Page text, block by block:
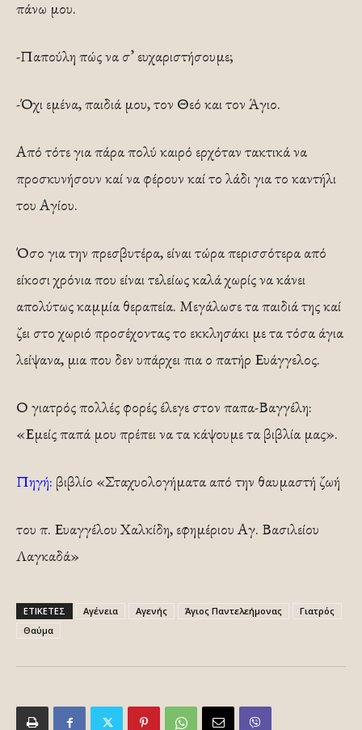
πάνω μου.
-Παπούλη πώς να σ’ ευχαριστήσουμε;
-Όχι εμένα, παιδιά μου, τον Θεό και τον Άγιο.
Από τότε για πάρα πολύ καιρό ερχόταν τακτικά να
προσκυνήσουν καί να φέρουν καί το λάδι για το καντήλι
του Αγίου.
Όσο για την πρεσβυτέρα, είναι τώρα περισσότερα από
είκοσι χρόνια που είναι τελείως καλά χωρίς να κάνει
απολύτως καμμία θεραπεία. Μεγάλωσε τα παι­διά της καί
ζει στο χωριό προσέχοντας το εκκλησάκι με τα τόσα άγια
λείψανα, μια που δεν υπάρχει πια ο πατήρ Ευάγγελος.
Ο γιατρός πολλές φορές έλεγε στον παπα-Βαγγέλη:
«Εμείς παπά μου πρέπει να τα κά­ψουμε τα βιβλία μας».
Πηγή: βιβλίο «Σταχυολογήματα από την θαυμαστή ζωή
του π. Ευαγγέλου Χαλκίδη, εφημέριου Αγ. Βασιλείου
Λαγκαδά»
ΕΤΙΚΕΤΕΣ Αγένεια Αγενής Άγιος Παντελεήμονας
Γιατρός
Θαύμα